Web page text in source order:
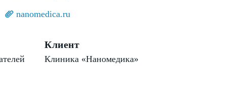
nanomedica.ru
Клиент
Клиника «Наномедика»